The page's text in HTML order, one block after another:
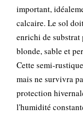
important,
calcaire. Le sol
enrichi de substrat
blonde, sable et
Cette semi-
mais ne survivra
protection
l'humidité